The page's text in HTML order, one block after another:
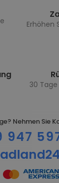
Erhöhen
30
Nehmen Sie
947